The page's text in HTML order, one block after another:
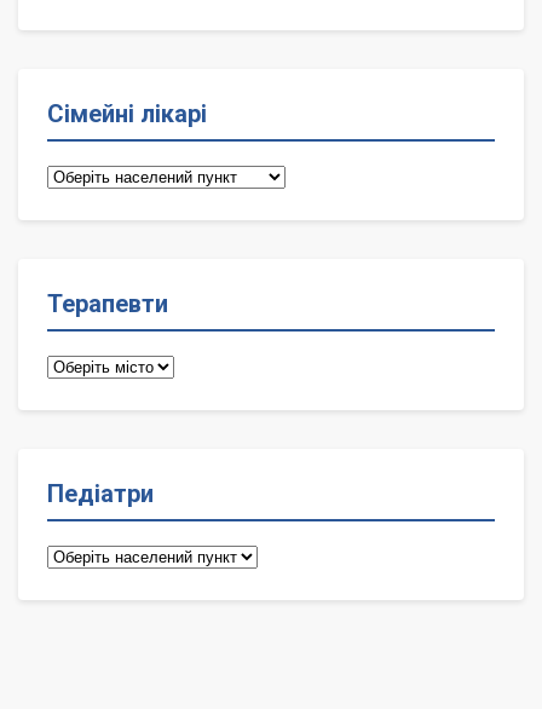
Сімейні лікарі
Сімейні
Терапевти
Терапевти
Педіатри
Педіатри